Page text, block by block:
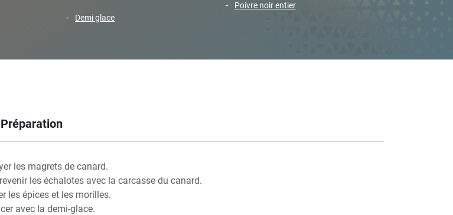
demi glace
poivre noir entier
Préparation
les magrets de canard.
les échalotes avec la carcasse du canard.
les épices et les morilles.
avec la demi-glace.